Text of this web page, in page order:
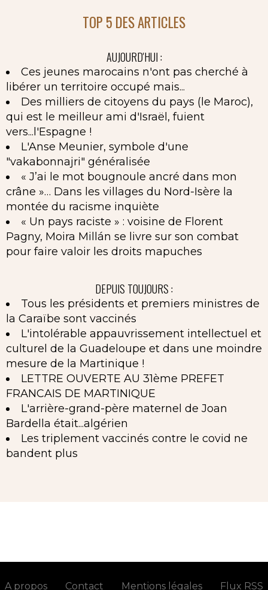
TOP 5 DES ARTICLES
AUJOURD'HUI :
Ces jeunes marocains n'ont pas cherché à
libérer un territoire occupé mais...
Des milliers de citoyens du pays (le Maroc),
qui est le meilleur ami d'Israël, fuient
vers...l'Espagne !
L'Anse Meunier, symbole d'une
"vakabonnajri" généralisée
« J’ai le mot bougnoule ancré dans mon
crâne »… Dans les villages du Nord-Isère la
montée du racisme inquiète
« Un pays raciste » : voisine de Florent
Pagny, Moira Millán se livre sur son combat
pour faire valoir les droits mapuches
DEPUIS TOUJOURS :
Tous les présidents et premiers ministres de
la Caraïbe sont vaccinés
L'intolérable appauvrissement intellectuel et
culturel de la Guadeloupe et dans une moindre
mesure de la Martinique !
LETTRE OUVERTE AU 31ème PREFET
FRANCAIS DE MARTINIQUE
L'arrière-grand-père maternel de Joan
Bardella était...algérien
Les triplement vaccinés contre le covid ne
bandent plus
A propos Contact Mentions légales Flux RSS